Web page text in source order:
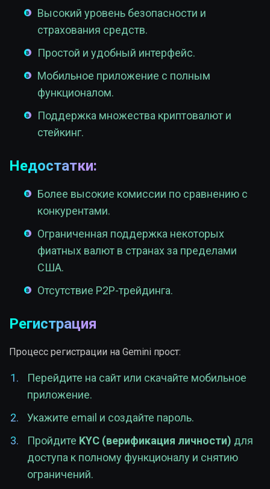
Высокий уровень безопасности и
страхования средств.
Простой и удобный интерфейс.
Мобильное приложение с полным
функционалом.
Поддержка множества криптовалют и
стейкинг.
Недостатки:
Более высокие комиссии по сравнению с
конкурентами.
Ограниченная поддержка некоторых
фиатных валют в странах за пределами
США.
Отсутствие P2P-трейдинга.
Регистрация
Процесс регистрации на Gemini прост:
Перейдите на сайт или скачайте мобильное
приложение.
Укажите email и создайте пароль.
Пройдите KYC (верификация личности) для
доступа к полному функционалу и снятию
ограничений.